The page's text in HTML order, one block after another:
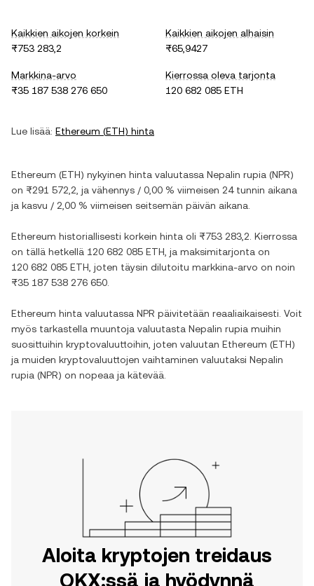
Kaikkien aikojen korkein
₨753 283,2
Kaikkien aikojen alhaisin
₨65,9427
Markkina-arvo
₨35 187 538 276 650
Kierrossa oleva tarjonta
120 682 085 ETH
Lue lisää: Ethereum (ETH) hinta
Ethereum (ETH) nykyinen hinta valuutassa Nepalin rupia (NPR)
on ₨291 572,2 , ja vähennys / 0,00 % viimeisen 24 tunnin aikana
ja kasvu / 2,00 % viimeisen seitsemän päivän aikana.
Ethereum historiallisesti korkein hinta oli ₨753 283,2 . Kierrossa
on tällä hetkellä 120 682 085 ETH , ja maksimitarjonta on
120 682 085 ETH , joten täysin dilutoitu markkina-arvo on noin
₨35 187 538 276 650
Ethereum hinta valuutassa NPR päivitetään reaaliaikaisesti. Voit
myös tarkastella muuntoja valuutasta Nepalin rupia muihin
suosittuihin kryptovaluuttoihin, joten valuutan Ethereum (ETH)
ja muiden kryptovaluuttojen vaihtaminen valuutaksi Nepalin
rupia (NPR) on nopeaa ja kätevää.
Aloita kryptojen treidaus
OKX:ssä ja hyödynnä